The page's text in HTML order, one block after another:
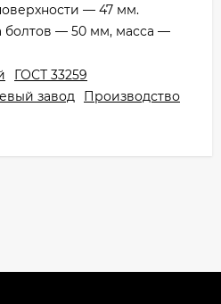
— 47 мм.
болтов — 50 мм, масса —
ГОСТ 33259
завод
Производство